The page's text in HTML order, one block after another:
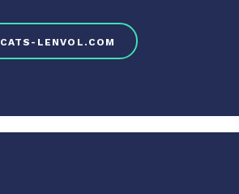
CATS-LENVOL.COM